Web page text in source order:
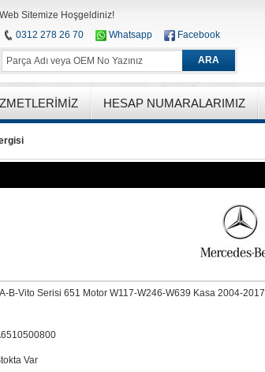
Web Sitemize Hoşgeldiniz!
0312 278 26 70
Whatsapp Facebook
ARA
HESAP NUMARALARIMIZ
B-Vito Serisi 651 Motor W117-W246-W639 Kasa 2004-2017
Var